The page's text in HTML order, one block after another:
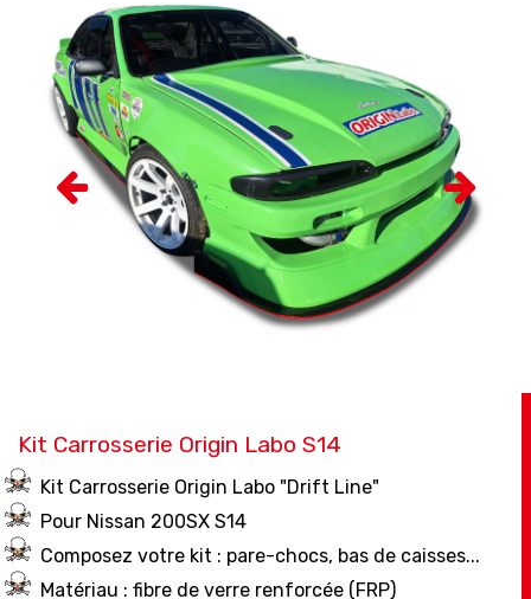
Kit Carrosserie Origin Labo S14
Kit Carrosserie Origin Labo "Drift Line"
Pour Nissan 200SX S14
Composez votre kit : pare-chocs, bas de caisses...
Matériau : fibre de verre renforcée (FRP)